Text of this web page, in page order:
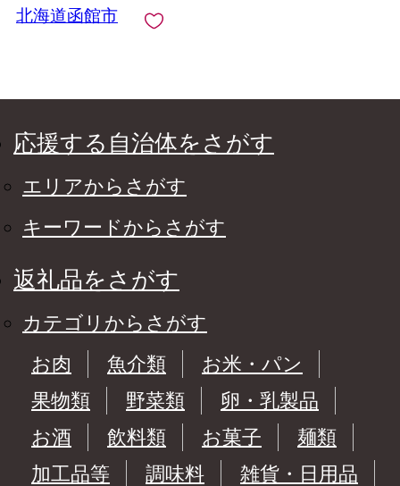
北海道函館市
応援する自治体をさがす
エリアからさがす
キーワードからさがす
返礼品をさがす
カテゴリからさがす
お肉
魚介類
お米・パン
果物類
野菜類
卵・乳製品
お酒
飲料類 お菓子
麺類
加工品等
調味料
雑貨・日用品